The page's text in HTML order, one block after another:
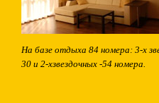
На базе отдыха 84 номера: 3-х
30 и 2-хзвездочных -54 номера.